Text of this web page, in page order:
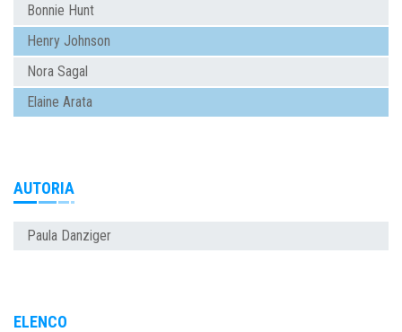
Bonnie Hunt
Henry Johnson
Nora Sagal
Elaine Arata
AUTORIA
Paula Danziger
ELENCO